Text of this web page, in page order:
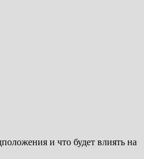
и что будет влиять на